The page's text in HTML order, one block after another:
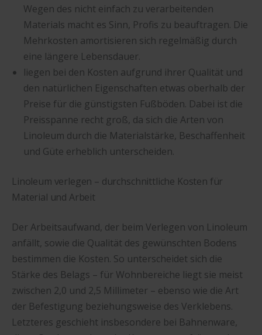
Wegen des nicht einfach zu verarbeitenden
Materials macht es Sinn, Profis zu beauftragen. Die
Mehrkosten amortisieren sich regelmäßig durch
eine längere Lebensdauer.
liegen bei den Kosten aufgrund ihrer Qualität und
den natürlichen Eigenschaften etwas oberhalb der
Preise für die günstigsten Fußböden. Dabei ist die
Preisspanne recht groß, da sich die Arten von
Linoleum durch die Materialstärke, Beschaffenheit
und Güte erheblich unterscheiden.
Linoleum verlegen – durchschnittliche Kosten für
Material und Arbeit
Der Arbeitsaufwand, der beim Verlegen von Linoleum
anfällt, sowie die Qualität des gewünschten Bodens
bestimmen die Kosten. So unterscheidet sich die
Stärke des Belags – für Wohnbereiche liegt sie meist
zwischen 2,0 und 2,5 Millimeter – ebenso wie die Art
der Befestigung beziehungsweise des Verklebens.
Letzteres geschieht insbesondere bei Bahnenware,